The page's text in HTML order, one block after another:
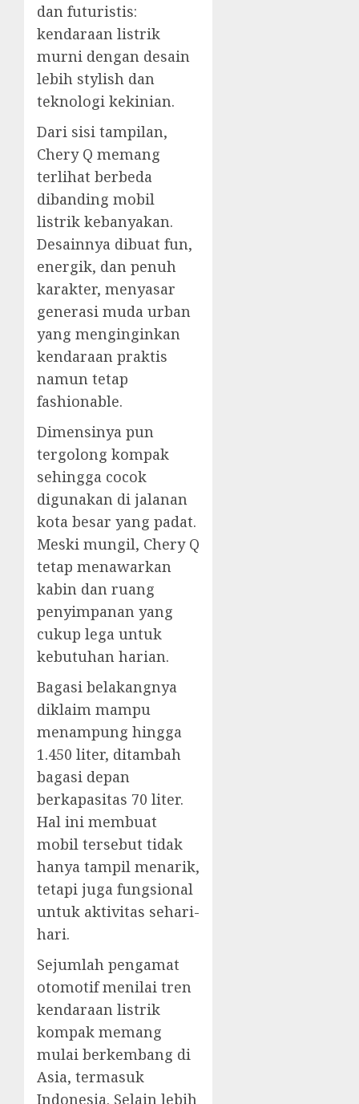
dan futuristis:
kendaraan listrik
murni dengan desain
lebih stylish dan
teknologi kekinian.
Dari sisi tampilan,
Chery Q memang
terlihat berbeda
dibanding mobil
listrik kebanyakan.
Desainnya dibuat fun,
energik, dan penuh
karakter, menyasar
generasi muda urban
yang menginginkan
kendaraan praktis
namun tetap
fashionable.
Dimensinya pun
tergolong kompak
sehingga cocok
digunakan di jalanan
kota besar yang padat.
Meski mungil, Chery Q
tetap menawarkan
kabin dan ruang
penyimpanan yang
cukup lega untuk
kebutuhan harian.
Bagasi belakangnya
diklaim mampu
menampung hingga
1.450 liter, ditambah
bagasi depan
berkapasitas 70 liter.
Hal ini membuat
mobil tersebut tidak
hanya tampil menarik,
tetapi juga fungsional
untuk aktivitas sehari-
hari.
Sejumlah pengamat
otomotif menilai tren
kendaraan listrik
kompak memang
mulai berkembang di
Asia, termasuk
Indonesia. Selain lebih